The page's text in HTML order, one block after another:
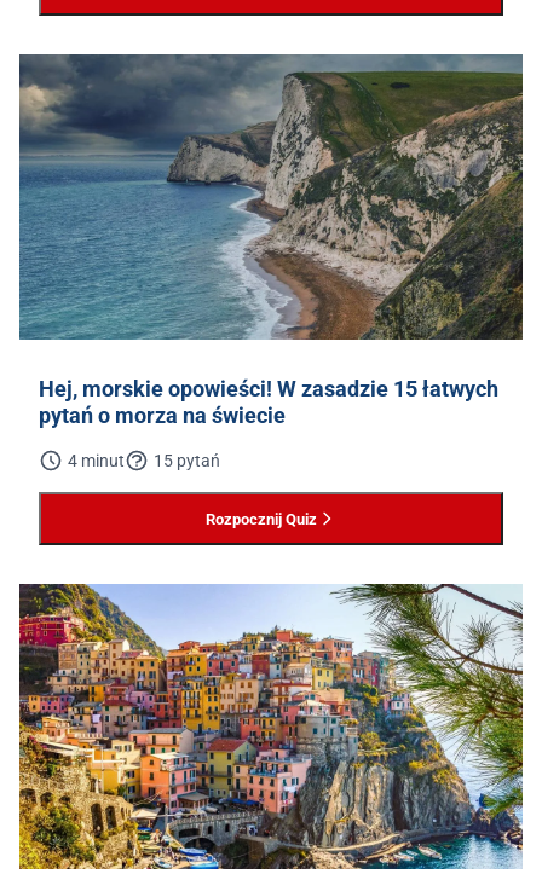
Hej, morskie opowieści! W zasadzie 15 łatwych
pytań o morza na świecie
4 minut 15 pytań
Rozpocznij Quiz